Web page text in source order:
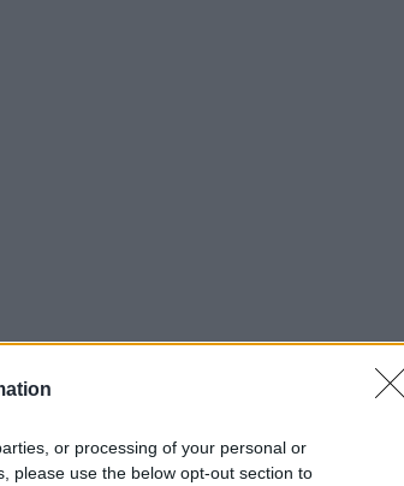
or processing of your personal or
please use the below opt-out section to
EZT HALLGASD!